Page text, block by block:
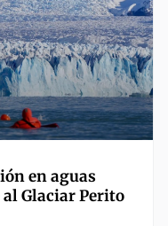
en aguas
Glaciar Perito